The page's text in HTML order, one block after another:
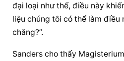
đại loại như thế, điều này
liệu chúng tôi có thể làm điều
chăng?”.
Sanders cho thấy